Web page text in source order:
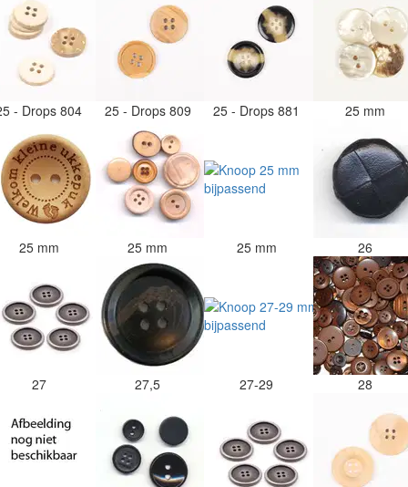
- Drops 804 25 - Drops 809 25 - Drops 881 25 mm
25 mm 25 mm 25 mm 26
27 27,5 27-29 28